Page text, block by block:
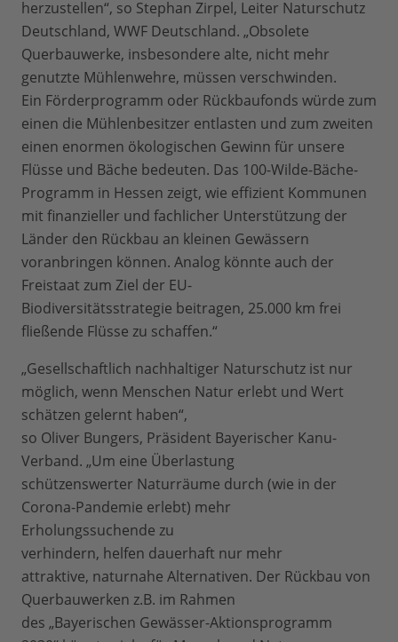
herzustellen“, so Stephan Zirpel, Leiter Naturschutz
Deutschland, WWF Deutschland. „Obsolete
Querbauwerke, insbesondere alte, nicht mehr
genutzte Mühlenwehre, müssen verschwinden.
Ein Förderprogramm oder Rückbaufonds würde zum
einen die Mühlenbesitzer entlasten und zum zweiten
einen enormen ökologischen Gewinn für unsere
Flüsse und Bäche bedeuten. Das 100-Wilde-Bäche-
Programm in Hessen zeigt, wie effizient Kommunen
mit finanzieller und fachlicher Unterstützung der
Länder den Rückbau an kleinen Gewässern
voranbringen können. Analog könnte auch der
Freistaat zum Ziel der EU-
Biodiversitätsstrategie beitragen, 25.000 km frei
fließende Flüsse zu schaffen.“
„Gesellschaftlich nachhaltiger Naturschutz ist nur
möglich, wenn Menschen Natur erlebt und Wert
schätzen gelernt haben“,
so Oliver Bungers, Präsident Bayerischer Kanu-
Verband. „Um eine Überlastung
schützenswerter Naturräume durch (wie in der
Corona-Pandemie erlebt) mehr
Erholungssuchende zu
verhindern, helfen dauerhaft nur mehr
attraktive, naturnahe Alternativen. Der Rückbau von
Querbauwerken z.B. im Rahmen
des „Bayerischen Gewässer-Aktionsprogramm